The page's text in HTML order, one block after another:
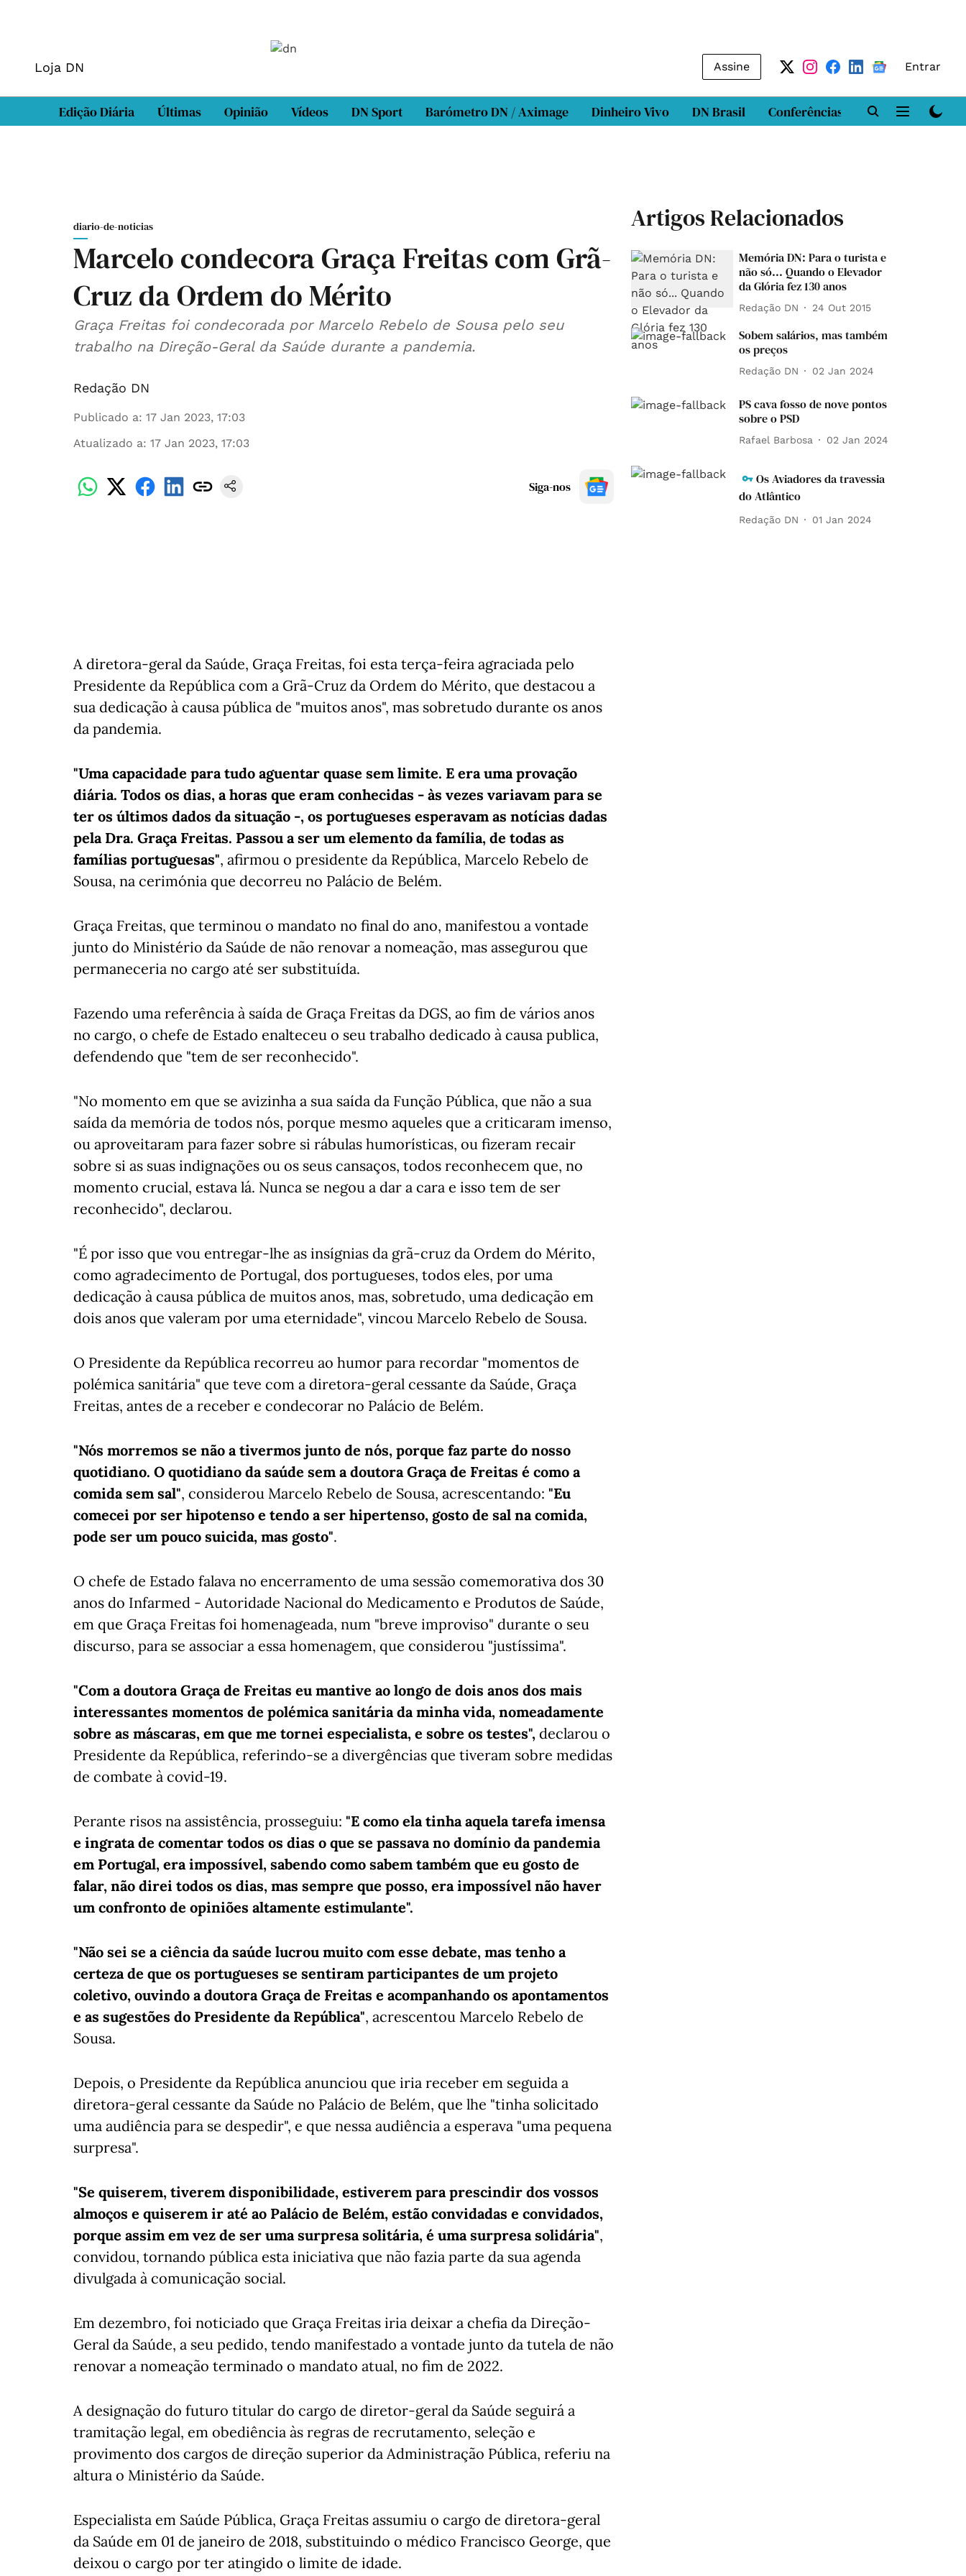
Loja DN Assine Entrar
Edição Diária Últimas Opinião Vídeos DN Sport Barómetro DN / Aximage Dinheiro Vivo DN Brasil Conferências DN LAB
diario-de-noticias
Marcelo condecora Graça Freitas com Grã-
Cruz da Ordem do Mérito
Graça Freitas foi condecorada por Marcelo Rebelo de Sousa pelo seu
trabalho na Direção-Geral da Saúde durante a pandemia.
Redação DN
Publicado a: 17 Jan 2023, 17:03
Atualizado a: 17 Jan 2023, 17:03
Siga-nos
A diretora-geral da Saúde, Graça Freitas, foi esta terça-feira agraciada pelo
Presidente da República com a Grã-Cruz da Ordem do Mérito, que destacou a
sua dedicação à causa pública de "muitos anos", mas sobretudo durante os anos
da pandemia.
"Uma capacidade para tudo aguentar quase sem limite. E era uma provação
diária. Todos os dias, a horas que eram conhecidas - às vezes variavam para se
ter os últimos dados da situação -, os portugueses esperavam as notícias dadas
pela Dra. Graça Freitas. Passou a ser um elemento da família, de todas as
famílias portuguesas", afirmou o presidente da República, Marcelo Rebelo de
Sousa, na cerimónia que decorreu no Palácio de Belém.
Graça Freitas, que terminou o mandato no final do ano, manifestou a vontade
junto do Ministério da Saúde de não renovar a nomeação, mas assegurou que
permaneceria no cargo até ser substituída.
Fazendo uma referência à saída de Graça Freitas da DGS, ao fim de vários anos
no cargo, o chefe de Estado enalteceu o seu trabalho dedicado à causa publica,
defendendo que "tem de ser reconhecido".
"No momento em que se avizinha a sua saída da Função Pública, que não a sua
saída da memória de todos nós, porque mesmo aqueles que a criticaram imenso,
ou aproveitaram para fazer sobre si rábulas humorísticas, ou fizeram recair
sobre si as suas indignações ou os seus cansaços, todos reconhecem que, no
momento crucial, estava lá. Nunca se negou a dar a cara e isso tem de ser
reconhecido", declarou.
"É por isso que vou entregar-lhe as insígnias da grã-cruz da Ordem do Mérito,
como agradecimento de Portugal, dos portugueses, todos eles, por uma
dedicação à causa pública de muitos anos, mas, sobretudo, uma dedicação em
dois anos que valeram por uma eternidade", vincou Marcelo Rebelo de Sousa.
O Presidente da República recorreu ao humor para recordar "momentos de
polémica sanitária" que teve com a diretora-geral cessante da Saúde, Graça
Freitas, antes de a receber e condecorar no Palácio de Belém.
"Nós morremos se não a tivermos junto de nós, porque faz parte do nosso
quotidiano. O quotidiano da saúde sem a doutora Graça de Freitas é como a
comida sem sal", considerou Marcelo Rebelo de Sousa, acrescentando: "Eu
comecei por ser hipotenso e tendo a ser hipertenso, gosto de sal na comida,
pode ser um pouco suicida, mas gosto".
O chefe de Estado falava no encerramento de uma sessão comemorativa dos 30
anos do Infarmed - Autoridade Nacional do Medicamento e Produtos de Saúde,
em que Graça Freitas foi homenageada, num "breve improviso" durante o seu
discurso, para se associar a essa homenagem, que considerou "justíssima".
"Com a doutora Graça de Freitas eu mantive ao longo de dois anos dos mais
interessantes momentos de polémica sanitária da minha vida, nomeadamente
sobre as máscaras, em que me tornei especialista, e sobre os testes", declarou o
Presidente da República, referindo-se a divergências que tiveram sobre medidas
de combate à covid-19.
Perante risos na assistência, prosseguiu: "E como ela tinha aquela tarefa imensa
e ingrata de comentar todos os dias o que se passava no domínio da pandemia
em Portugal, era impossível, sabendo como sabem também que eu gosto de
falar, não direi todos os dias, mas sempre que posso, era impossível não haver
um confronto de opiniões altamente estimulante".
"Não sei se a ciência da saúde lucrou muito com esse debate, mas tenho a
certeza de que os portugueses se sentiram participantes de um projeto
coletivo, ouvindo a doutora Graça de Freitas e acompanhando os apontamentos
e as sugestões do Presidente da República", acrescentou Marcelo Rebelo de
Sousa.
Depois, o Presidente da República anunciou que iria receber em seguida a
diretora-geral cessante da Saúde no Palácio de Belém, que lhe "tinha solicitado
uma audiência para se despedir", e que nessa audiência a esperava "uma pequena
surpresa".
"Se quiserem, tiverem disponibilidade, estiverem para prescindir dos vossos
almoços e quiserem ir até ao Palácio de Belém, estão convidadas e convidados,
porque assim em vez de ser uma surpresa solitária, é uma surpresa solidária",
convidou, tornando pública esta iniciativa que não fazia parte da sua agenda
divulgada à comunicação social.
Em dezembro, foi noticiado que Graça Freitas iria deixar a chefia da Direção-
Geral da Saúde, a seu pedido, tendo manifestado a vontade junto da tutela de não
renovar a nomeação terminado o mandato atual, no fim de 2022.
A designação do futuro titular do cargo de diretor-geral da Saúde seguirá a
tramitação legal, em obediência às regras de recrutamento, seleção e
provimento dos cargos de direção superior da Administração Pública, referiu na
altura o Ministério da Saúde.
Especialista em Saúde Pública, Graça Freitas assumiu o cargo de diretora-geral
da Saúde em 01 de janeiro de 2018, substituindo o médico Francisco George, que
deixou o cargo por ter atingido o limite de idade.
Artigos Relacionados
Memória DN: Para o turista e
não só... Quando o Elevador
da Glória fez 130 anos
Redação DN 24 Out 2015
Sobem salários, mas também
os preços
Redação DN 02 Jan 2024
PS cava fosso de nove pontos
sobre o PSD
Rafael Barbosa 02 Jan 2024
Os Aviadores da travessia
do Atlântico
Redação DN 01 Jan 2024